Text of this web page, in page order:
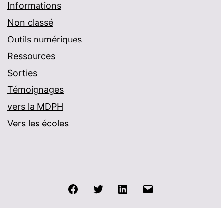
Informations
Non classé
Outils numériques
Ressources
Sorties
Témoignages
vers la MDPH
Vers les écoles
FacebookTwitter LinkedIn